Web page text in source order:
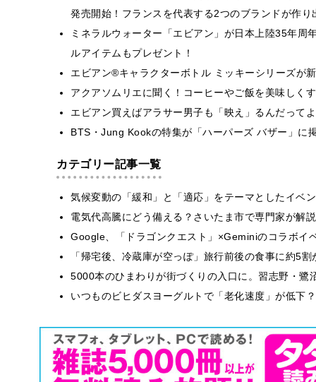
発売開始！フランスを代表する2つのブランドが作
ミネラルウォーター「エビアン」が日本上陸35年周
ルアイテムもプレゼント！
エビアン®キャラクターボトル ミッキーシリーズが
アクアソムリエに聞く！コーヒーやご飯を美味しく
エビアン買えばアラサー男子も「映え」るんだって
BTS・Jung Kookの特集が「ハーパーズ バザー」に
カテゴリー記事一覧
気候変動の「緩和」と「適応」をテーマとしたイベ
電気代高騰にどう備える？さいたま市で専門家が解
Google、「ドラゴンクエスト」×Geminiのコラボイ
「帰宅後、冷蔵庫が空っぽ」旅行前後の食事に約5
5000本のひまわりが街づくりの入口に。習志野・
いつものビヒダスヨーグルトで「老化速度」が低